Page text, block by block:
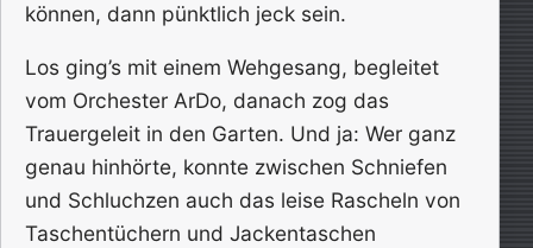
können, dann pünktlich jeck sein.
Los ging’s mit einem Wehgesang, begleitet
vom Orchester ArDo, danach zog das
Trauergeleit in den Garten. Und ja: Wer ganz
genau hinhörte, konnte zwischen Schniefen
und Schluchzen auch das leise Rascheln von
Taschentüchern und Jackentaschen